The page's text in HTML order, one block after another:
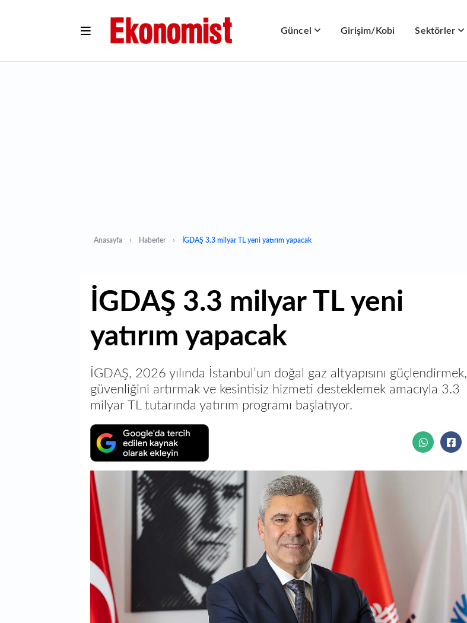
Güncel Girişim/Kobi Sektörler
Anasayfa Haberler İGDAŞ 3.3 milyar TL yeni yatırım yapacak
İGDAŞ 3.3 milyar TL yeni
yatırım yapacak
İGDAŞ, 2026 yılında İstanbul’un doğal gaz altyapısını güçlendirmek,
güvenliğini artırmak ve kesintisiz hizmeti desteklemek amacıyla 3.3
milyar TL tutarında yatırım programı başlatıyor.